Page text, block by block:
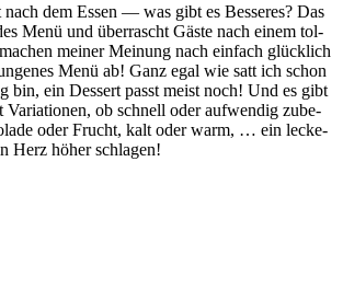
nach dem Essen — was gibt es Bes­se­res? Das
Menü und über­rascht Gäs­te nach einem tol­
mei­ner Mei­nung nach ein­fach glück­lich
Menü ab! Ganz egal wie satt ich schon
bin, ein Des­sert passt meist noch! Und es gibt
Varia­tio­nen, ob schnell oder auf­wen­dig zube­
oder Frucht, kalt oder warm, … ein lecke­
Herz höher schlagen!